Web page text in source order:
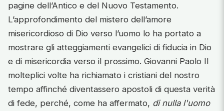
pagine dell’Antico e del Nuovo Testamento.
L’approfondimento del mistero dell’amore
misericordioso di Dio verso l’uomo lo ha portato a
mostrare gli atteggiamenti evangelici di fiducia in Dio
e di misericordia verso il prossimo. Giovanni Paolo II
molteplici volte ha richiamato i cristiani del nostro
tempo affinché diventassero apostoli di questa verità
di fede, perché, come ha affermato, di nulla l'uomo